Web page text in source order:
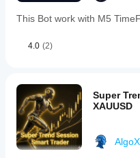
على
الوسيط
يساعدك
اختبار
البوت في
بيئتك
الخاصة
This Bot work with M5
4.0 (2)
Super
XAUUSD